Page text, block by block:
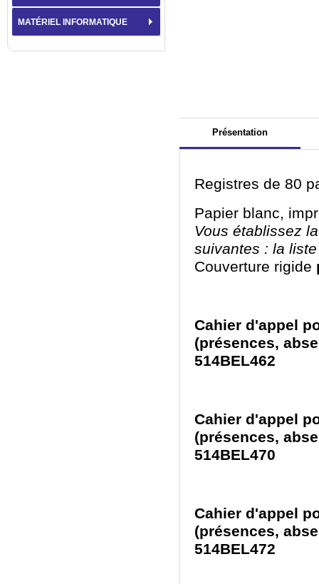
Présentation
Registres de 80
Papier blanc,
Vous établissez
suivantes : la
Couverture rigide
Cahier d'appel
(présences,
514BEL462
Cahier d'appel
(présences,
514BEL470
Cahier d'appel
(présences,
514BEL472
MATÉRIEL INFORMATIQUE